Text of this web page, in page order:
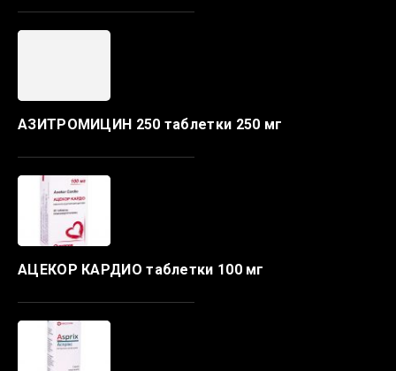
АЗИТРОМИЦИН 250 таблетки 250 мг
АЦЕКОР КАРДИО таблетки 100 мг